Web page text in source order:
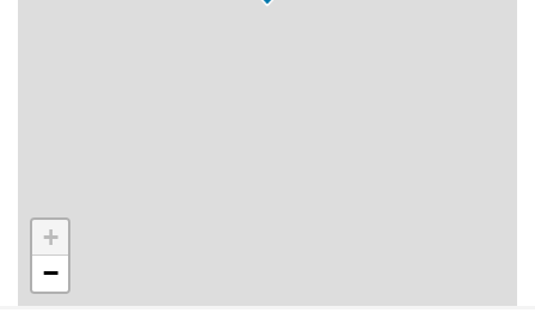
+
−